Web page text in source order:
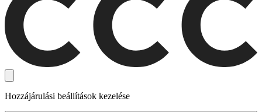
Hozzájárulási beállítások kezelése